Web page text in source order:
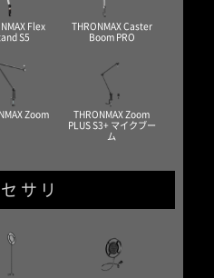
Flex
S5
THRONMAX Caster
Boom PRO
Zoom
THRONMAX Zoom
PLUS S3+ マイクブー
ム
サリ